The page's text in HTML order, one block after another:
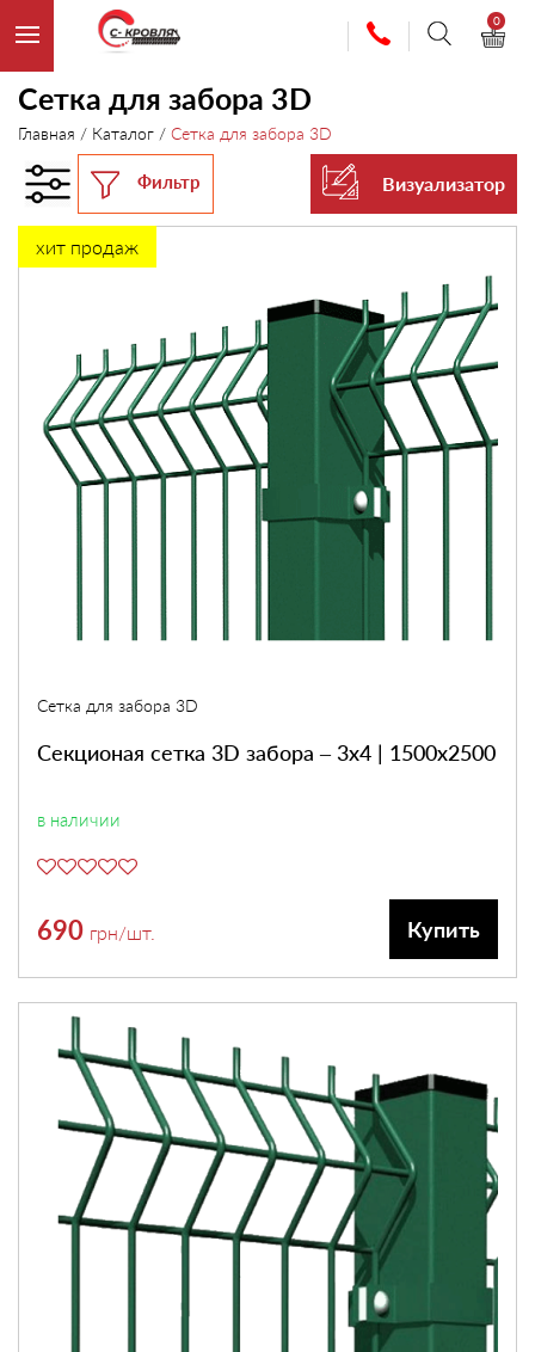
0
Сетка для забора 3D
Главная / Каталог / Сетка для забора 3D
Фильтр Визуализатор
хит продаж
Сетка для забора 3D
Секционая сетка 3D забора – 3х4 | 1500х2500
в наличии
690 грн/шт. Купить